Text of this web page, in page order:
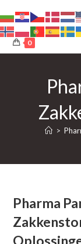
naar
inhoud
0
>
Pharma